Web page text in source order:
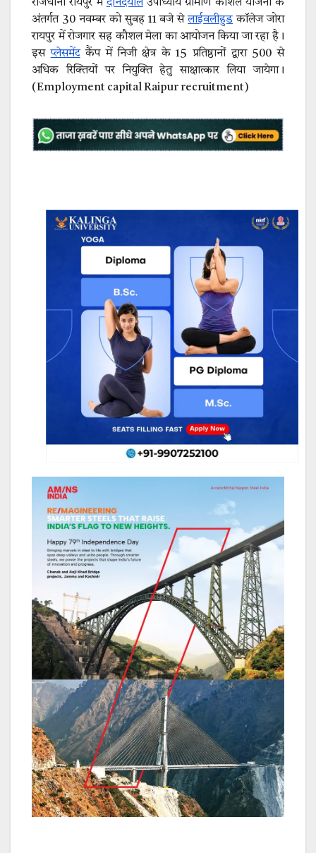
राजधानी रायपुर मेंदीनदयालउपाध्याय ग्रामीण कौशल योजना के
अंतर्गत 30 नवम्बर को सुबह 11 बजे सेलाईवलीहुड कॉलेज जोरा
रायपुर में रोजगार सह कौशल मेला का आयोजन किया जा रहा है।
इसप्लेसमेंटकैंप में निजी क्षेत्र के 15 प्रतिष्ठानों द्वारा 500 से
अधिक रिक्तियों पर नियुक्ति हेतु साक्षात्कार लिया जायेगा।
(Employment capital Raipur recruitment)